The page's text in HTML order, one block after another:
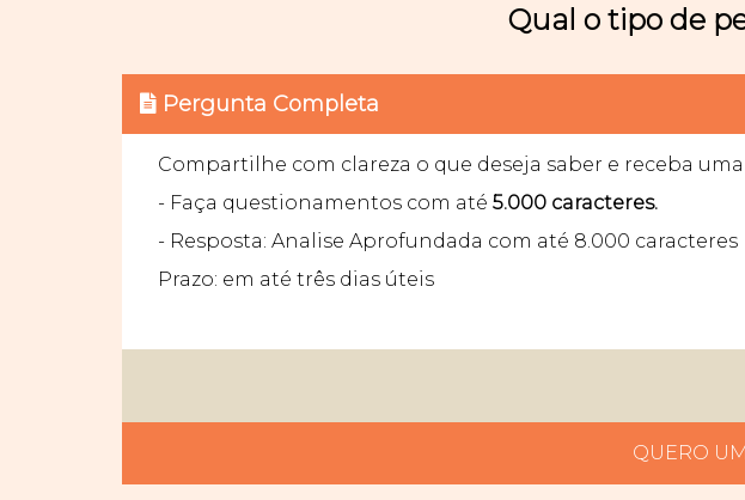
Qual o tipo de
Pergunta Completa
Compartilhe com clareza o que deseja saber e receba
- Faça questionamentos com até 5.000 caracteres.
- Resposta: Analise Aprofundada com até 8.000 caracteres
Prazo: em até três dias úteis
QUERO